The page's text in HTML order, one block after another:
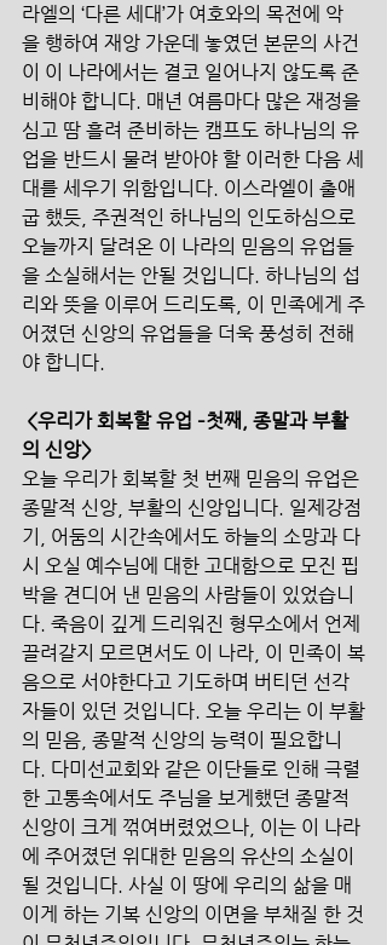
라엘의 ‘다른 세대’가 여호와의 목전에 악
을 행하여 재앙 가운데 놓였던 본문의 사건
이 이 나라에서는 결코 일어나지 않도록 준
비해야 합니다. 매년 여름마다 많은 재정을
심고 땀 흘려 준비하는 캠프도 하나님의 유
업을 반드시 물려 받아야 할 이러한 다음 세
대를 세우기 위함입니다. 이스라엘이 출애
굽 했듯, 주권적인 하나님의 인도하심으로
오늘까지 달려온 이 나라의 믿음의 유업들
을 소실해서는 안될 것입니다. 하나님의 섭
리와 뜻을 이루어 드리도록, 이 민족에게 주
어졌던 신앙의 유업들을 더욱 풍성히 전해
야 합니다.
<우리가 회복할 유업 –첫째, 종말과 부활
의 신앙>
오늘 우리가 회복할 첫 번째 믿음의 유업은
종말적 신앙, 부활의 신앙입니다. 일제강점
기, 어둠의 시간속에서도 하늘의 소망과 다
시 오실 예수님에 대한 고대함으로 모진 핍
박을 견디어 낸 믿음의 사람들이 있었습니
다. 죽음이 깊게 드리워진 형무소에서 언제
끌려갈지 모르면서도 이 나라, 이 민족이 복
음으로 서야한다고 기도하며 버티던 선각
자들이 있던 것입니다. 오늘 우리는 이 부활
의 믿음, 종말적 신앙의 능력이 필요합니
다. 다미선교회와 같은 이단들로 인해 극렬
한 고통속에서도 주님을 보게했던 종말적
신앙이 크게 꺾여버렸었으나, 이는 이 나라
에 주어졌던 위대한 믿음의 유산의 소실이
될 것입니다. 사실 이 땅에 우리의 삶을 매
이게 하는 기복 신앙의 이면을 부채질 한 것